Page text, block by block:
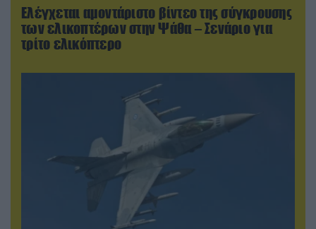
Ελέγχεται αμοντάριστο βίντεο της σύγκρουσης
των ελικοπτέρων στην Ψάθα – Σενάριο για
τρίτο ελικόπτερο